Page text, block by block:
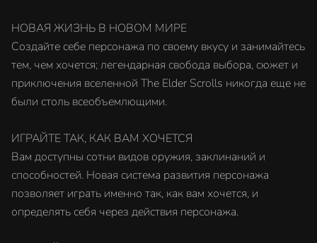
НОВАЯ ЖИЗНЬ В НОВОМ МИРЕ
Создайте себе персонажа по своему вкусу и занимайтесь
тем, чем хочется; легендарная свобода выбора, сюжет и
приключения вселенной The Elder Scrolls никогда еще не
были столь всеобъемлющими.
ИГРАЙТЕ ТАК, КАК ВАМ ХОЧЕТСЯ
Вам доступны сотни видов оружия, заклинаний и
способностей. Новая система развития персонажа
позволяет играть именно так, как вам хочется, и
определять себя через действия персонажа.